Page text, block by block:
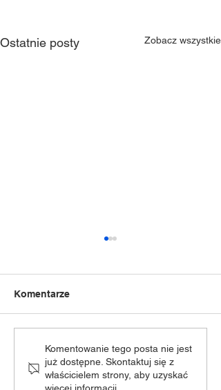
Ostatnie posty Zobacz wszystkie
NOC Świętojańska 2k26
Komentarze
Komentowanie tego posta nie jest
już dostępne. Skontaktuj się z
właścicielem strony, aby uzyskać